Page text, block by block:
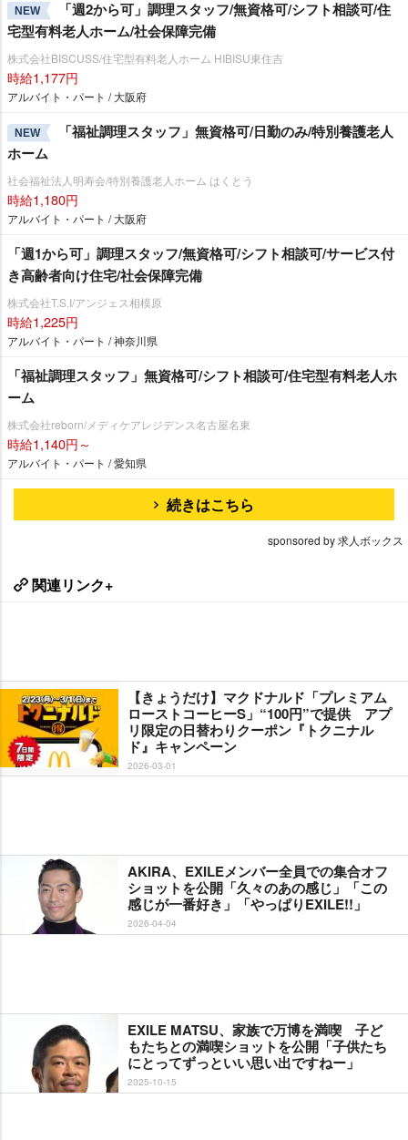
NEW
「週2から可」調理スタッフ/無資格可/シフト相談可/住
宅型有料老人ホーム/社会保障完備
株式会社BISCUSS/住宅型有料老人ホーム HIBISU東住吉
時給1,177円
アルバイト・パート / 大阪府
NEW
「福祉調理スタッフ」無資格可/日勤のみ/特別養護老人
ホーム
社会福祉法人明寿会/特別養護老人ホーム はくとう
時給1,180円
アルバイト・パート / 大阪府
「週1から可」調理スタッフ/無資格可/シフト相談可/サービス付
き高齢者向け住宅/社会保障完備
株式会社T.S.I/アンジェス相模原
時給1,225円
アルバイト・パート / 神奈川県
「福祉調理スタッフ」無資格可/シフト相談可/住宅型有料老人ホ
ーム
株式会社reborn/メディケアレジデンス名古屋名東
時給1,140円～
アルバイト・パート / 愛知県
続きはこちら
sponsored by 求人ボックス
関連リンク+
【きょうだけ】マクドナルド「プレミアム
ローストコーヒーS」“100円”で提供 アプ
リ限定の日替わりクーポン『トクニナル
ド』キャンペーン
2026-03-01
AKIRA、EXILEメンバー全員での集合オフ
ショットを公開「久々のあの感じ」「この
感じが一番好き」「やっぱりEXILE!!」
2026-04-04
EXILE MATSU、家族で万博を満喫 子ど
もたちとの満喫ショットを公開「子供たち
にとってずっといい思い出ですねー」
2025-10-15